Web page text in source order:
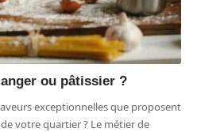
ou pâtissier ?
exceptionnelles que proposent
votre quartier ? Le métier de